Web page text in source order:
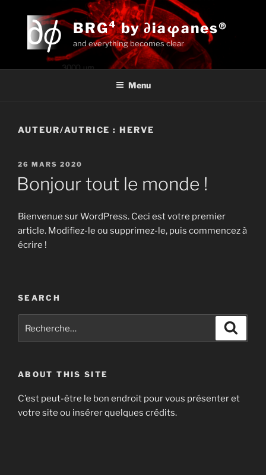
contenu
principal
3
Concept by Félix Oheim--Seidler, soundtrack
BRG⁴ by ∂iaφanes®
and everything becomes clear
Menu
AUTEUR/AUTRICE :HERVE
PUBLIÉ
26 MARS 2020
Bonjour tout le monde !
Bienvenue sur WordPress. Ceci est votre premier
article. Modifiez-le ou supprimez-le, puis commencez à
écrire !
SEARCH
pour
ABOUT THIS SITE
C’est peut-être le bon endroit pour vous présenter et
votre site ou insérer quelques crédits.